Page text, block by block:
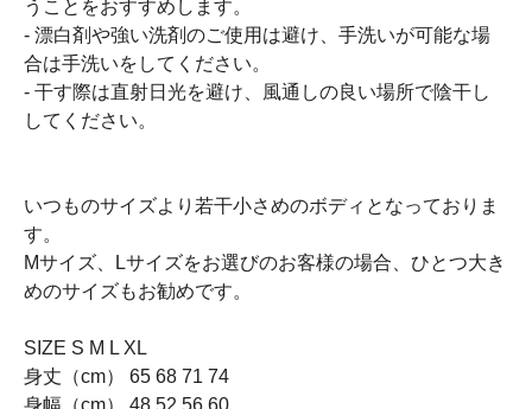
うことをおすすめします。
- 漂白剤や強い洗剤のご使用は避け、手洗いが可能な場
合は手洗いをしてください。
- 干す際は直射日光を避け、風通しの良い場所で陰干し
してください。
いつものサイズより若干小さめのボディとなっておりま
す。
Mサイズ、Lサイズをお選びのお客様の場合、ひとつ大き
めのサイズもお勧めです。
SIZE S M L XL
身丈（cm） 65 68 71 74
身幅（cm） 48 52 56 60